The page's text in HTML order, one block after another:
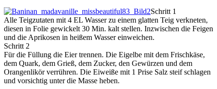
Schritt 1
Alle Teigzutaten mit 4 EL Wasser zu einem glatten Teig verkneten,
diesen in Folie gewickelt 30 Min. kalt stellen. Inzwischen die Feigen
und die Aprikosen in heißem Wasser einweichen.
Schritt 2
Für die Füllung die Eier trennen. Die Eigelbe mit dem Frischkäse,
dem Quark, dem Grieß, dem Zucker, den Gewürzen und dem
Orangenlikör verrühren. Die Eiweiße mit 1 Prise Salz steif schlagen
und vorsichtig unter die Masse heben.